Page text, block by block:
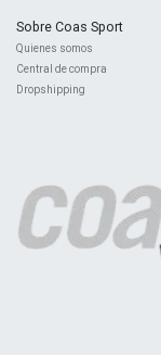
Sobre Coas Sport
Quienes ​somos
Central de compra
Dropshipping